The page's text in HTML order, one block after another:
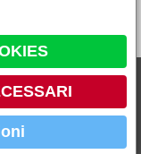
- Carmignano Loc.
R.E.A PO